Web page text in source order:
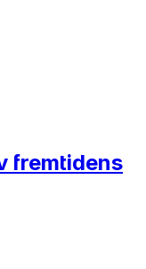
fremtidens